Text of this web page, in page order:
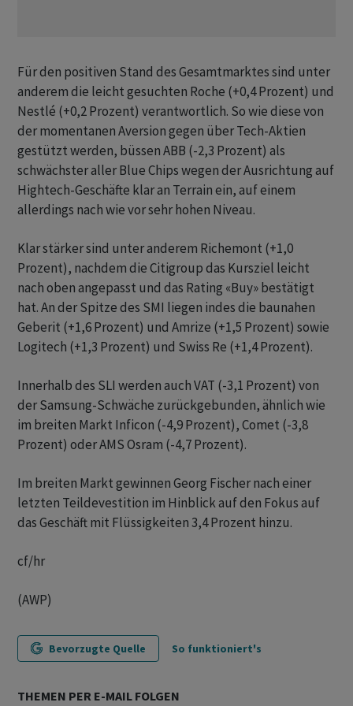
Für den positiven Stand des Gesamtmarktes sind unter
anderem die leicht gesuchten Roche (+0,4 Prozent) und
Nestlé (+0,2 Prozent) verantwortlich. So wie diese von
der momentanen Aversion gegen über Tech-Aktien
gestützt werden, büssen ABB (-2,3 Prozent) als
schwächster aller Blue Chips wegen der Ausrichtung auf
Hightech-Geschäfte klar an Terrain ein, auf einem
allerdings nach wie vor sehr hohen Niveau.
Klar stärker sind unter anderem Richemont (+1,0
Prozent), nachdem die Citigroup das Kursziel leicht
nach oben angepasst und das Rating «Buy» bestätigt
hat. An der Spitze des SMI liegen indes die baunahen
Geberit (+1,6 Prozent) und Amrize (+1,5 Prozent) sowie
Logitech (+1,3 Prozent) und Swiss Re (+1,4 Prozent).
Innerhalb des SLI werden auch VAT (-3,1 Prozent) von
der Samsung-Schwäche zurückgebunden, ähnlich wie
im breiten Markt Inficon (-4,9 Prozent), Comet (-3,8
Prozent) oder AMS Osram (-4,7 Prozent).
Im breiten Markt gewinnen Georg Fischer nach einer
letzten Teildevestition im Hinblick auf den Fokus auf
das Geschäft mit Flüssigkeiten 3,4 Prozent hinzu.
cf/hr
(AWP)
Bevorzugte Quelle So funktioniert's
THEMEN PER E-MAIL FOLGEN